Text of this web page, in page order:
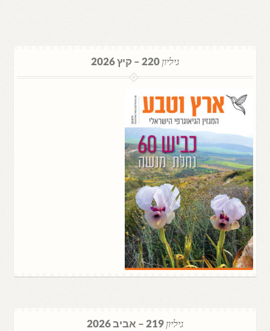
גיליון220 – קיץ 2026
גיליון219 – אביב 2026